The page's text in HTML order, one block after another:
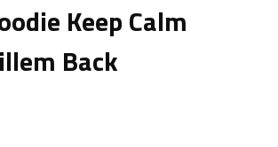
Keep Calm
Back